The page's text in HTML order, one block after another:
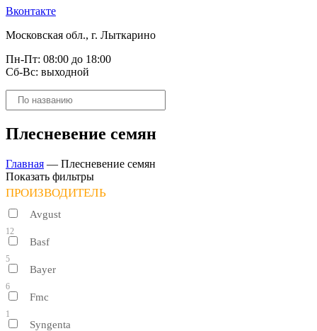
Вконтакте
Московская обл., г. Лыткарино
Пн-Пт: 08:00 до 18:00
Сб-Вс: выходной
Поиск
товаров
Плесневение семян
Главная — Плесневение семян
Показать фильтры
ПРОИЗВОДИТЕЛЬ
Avgust
12
Basf
5
Bayer
6
Fmc
1
Syngenta